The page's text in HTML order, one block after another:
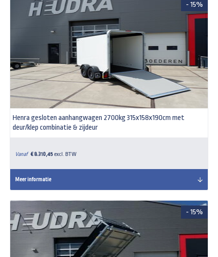
- 15%
Henra gesloten aanhangwagen 2700kg 315x158x190cm met
deur/klep combinatie & zijdeur
Vanaf € 8.310,45 excl. BTW
Meer informatie
- 15%